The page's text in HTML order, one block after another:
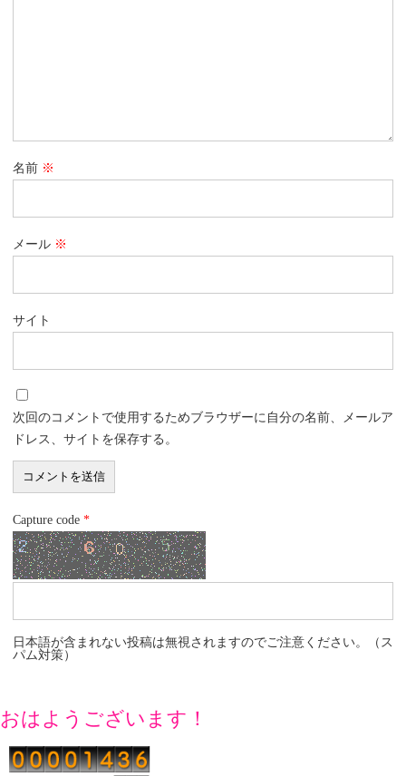
名前 ※
メール ※
サイト
次回のコメントで使用するためブラウザーに自分の名前、メールア
ドレス、サイトを保存する。
Capture code *
日本語が含まれない投稿は無視されますのでご注意ください。（ス
パム対策）
おはようございます！